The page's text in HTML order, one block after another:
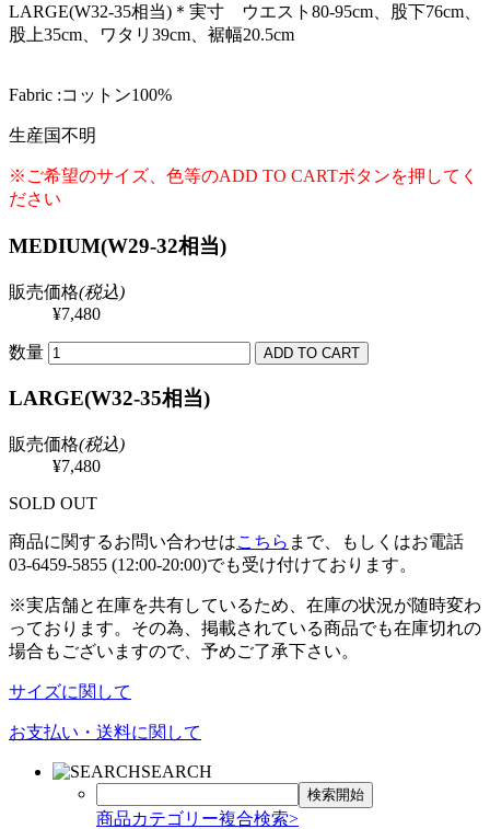
LARGE(W32-35相当)＊実寸 ウエスト80-95cm、股下76cm、
股上35cm、ワタリ39cm、裾幅20.5cm
Fabric :コットン100%
生産国不明
※ご希望のサイズ、色等のADD TO CARTボタンを押してく
ださい
MEDIUM(W29-32相当)
販売価格(税込)
¥7,480
数量
LARGE(W32-35相当)
販売価格(税込)
¥7,480
SOLD OUT
商品に関するお問い合わせはこちら まで、もしくはお電話
03-6459-5855 (12:00-20:00)でも受け付けております。
※実店舗と在庫を共有しているため、在庫の状況が随時変わ
っております。その為、掲載されている商品でも在庫切れの
場合もございますので、予めご了承下さい。
サイズに関して
お支払い・送料に関して
SEARCH
商品カテゴリー複合検索>